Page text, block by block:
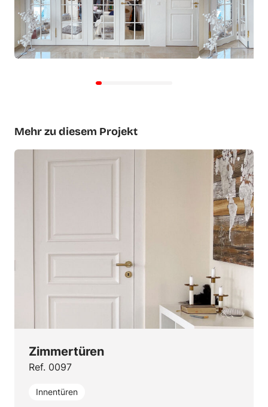
Mehr zu diesem Projekt
Zimmertüren
Ref. 0097
Innentüren